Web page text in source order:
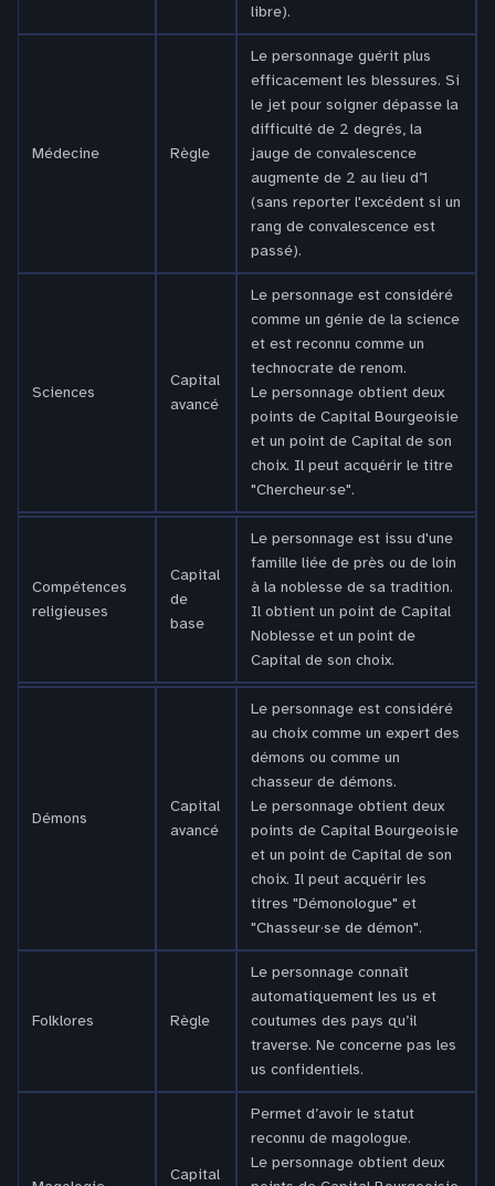
libre).
Médecine Règle
Le personnage guérit plus
efficacement les blessures. Si
le jet pour soigner dépasse la
difficulté de 2 degrés, la
jauge de convalescence
augmente de 2 au lieu d’1
(sans reporter l'excédent si un
rang de convalescence est
passé).
Sciences
Capital
avancé
Le personnage est considéré
comme un génie de la science
et est reconnu comme un
technocrate de renom.
Le personnage obtient deux
points de Capital Bourgeoisie
et un point de Capital de son
choix. Il peut acquérir le titre
"Chercheur·se".
Compétences
religieuses
Capital
de
base
Le personnage est issu d'une
famille liée de près ou de loin
à la noblesse de sa tradition.
Il obtient un point de Capital
Noblesse et un point de
Capital de son choix.
Démons
Capital
avancé
Le personnage est considéré
au choix comme un expert des
démons ou comme un
chasseur de démons.
Le personnage obtient deux
points de Capital Bourgeoisie
et un point de Capital de son
choix. Il peut acquérir les
titres "Démonologue" et
"Chasseur·se de démon".
Folklores Règle
Le personnage connaît
automatiquement les us et
coutumes des pays qu’il
traverse. Ne concerne pas les
us confidentiels.
Capital
Permet d’avoir le statut
reconnu de magologue.
Le personnage obtient deux